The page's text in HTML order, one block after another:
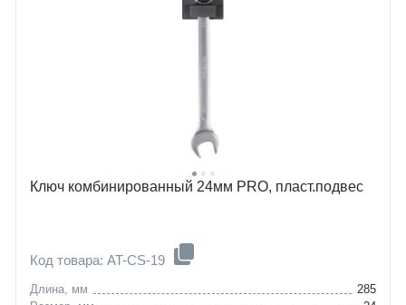
Ключ комбинированный 24мм PRO, пласт.подвес
Код товара: AT-CS-19
Длина, мм
285